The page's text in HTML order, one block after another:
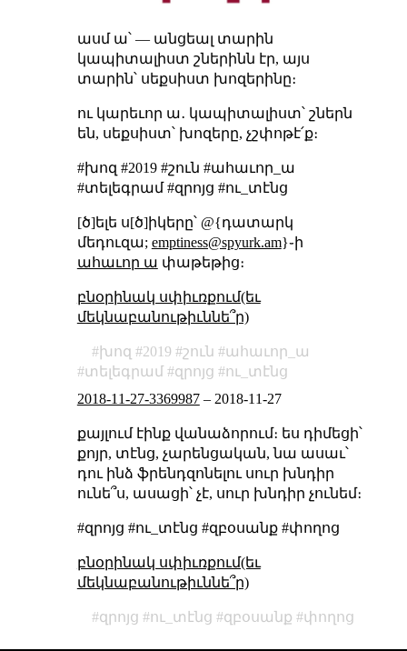
ասմ ա՝ — անցեալ տարին
կապիտալիստ շներինն էր, այս
տարին՝ սեքսիստ խոզերինը։
ու կարեւոր ա․ կապիտալիստ՝ շներն
են, սեքսիստ՝ խոզերը, չշփոթէ՛ք։
#խոզ #2019 #շուն #ահաւոր_ա
#տելեգրամ #զրոյց #ու_տէնց
[ծ]ելե ս[ծ]իկերը՝ @{դատարկ
մեդուզա; emptiness@spyurk.am}֊ի
ահաւոր ա փաթեթից։
բնօրինակ սփիւռքում(եւ
մեկնաբանութիւննե՞ր)
խոզ 2019 շուն
ահաւոր_ա
տելեգրամ
զրոյց
ու_տէնց
2018-11-27-3369987– 2018-11-27
քայլում էինք վանաձորում։ ես դիմեցի՝
քոյր, տէնց, չարենցական, նա ասաւ՝
դու ինձ ֆրենդզոնելու սուր խնդիր
ունե՞ս, ասացի՝ չէ, սուր խնդիր չունեմ։
#զրոյց #ու_տէնց #զբօսանք #փողոց
բնօրինակ սփիւռքում(եւ
մեկնաբանութիւննե՞ր)
զրոյց ու_տէնց զբօսանք փողոց